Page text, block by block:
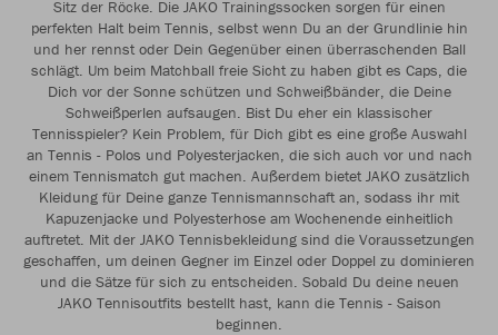
Sitz der Röcke. Die JAKO Trainingssocken sorgen für einen
perfekten Halt beim Tennis, selbst wenn Du an der Grundlinie hin
und her rennst oder Dein Gegenüber einen überraschenden Ball
schlägt. Um beim Matchball freie Sicht zu haben gibt es Caps, die
Dich vor der Sonne schützen und Schweißbänder, die Deine
Schweißperlen aufsaugen. Bist Du eher ein klassischer
Tennisspieler? Kein Problem, für Dich gibt es eine große Auswahl
an Tennis - Polos und Polyesterjacken, die sich auch vor und nach
einem Tennismatch gut machen. Außerdem bietet JAKO zusätzlich
Kleidung für Deine ganze Tennismannschaft an, sodass ihr mit
Kapuzenjacke und Polyesterhose am Wochenende einheitlich
auftretet. Mit der JAKO Tennisbekleidung sind die Voraussetzungen
geschaffen, um deinen Gegner im Einzel oder Doppel zu dominieren
und die Sätze für sich zu entscheiden. Sobald Du deine neuen
JAKO Tennisoutfits bestellt hast, kann die Tennis - Saison
beginnen.